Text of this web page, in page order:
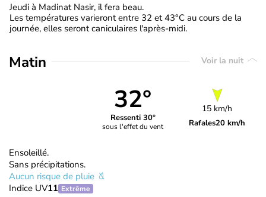
Jeudi à Madinat Nasir, il fera beau.
Les températures varieront entre 32 et 43°C au cours de la
journée, elles seront caniculaires l'après-midi.
Matin Voir la nuit
32°
Ressenti 30°
sous l'effet du vent
15 km/h
Rafales20 km/h
Ensoleillé.
Sans précipitations.
Aucun risque de pluie
Indice UV11 Extrême